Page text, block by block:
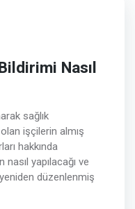
Nasıl
sağlık
işçilerin almış
hakkında
nasıl yapılacağı ve
düzenlenmiş